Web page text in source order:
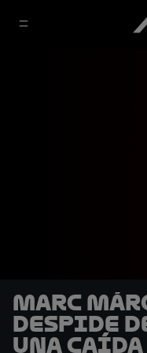
Marc
despide
una caída